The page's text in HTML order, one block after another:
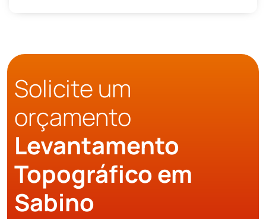
Solicite um
orçamento
Levantamento
Topográfico em
Sabino